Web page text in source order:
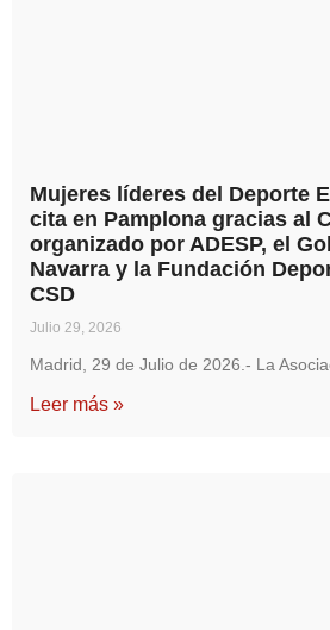
Mujeres líderes del Deporte
cita en Pamplona gracias al
organizado por ADESP, el
Navarra y la Fundación
CSD
Julio 29, 2026
Madrid, 29 de Julio de 2026.- La
Leer más »